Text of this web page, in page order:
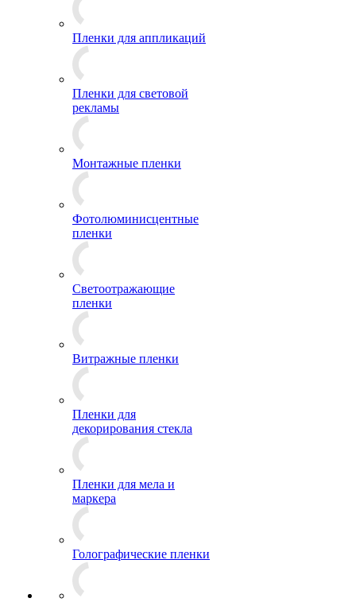
Пленки для аппликаций
Пленки для световой
рекламы
Монтажные пленки
Фотолюминисцентные
пленки
Светоотражающие
пленки
Витражные пленки
Пленки для
декорирования стекла
Пленки для мела и
маркера
Голографические пленки